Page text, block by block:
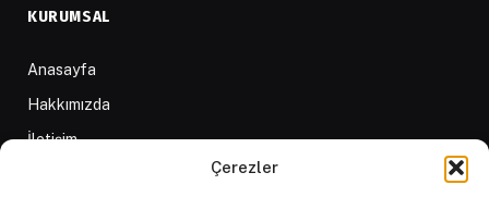
Çerezler
KURUMSAL
Anasayfa
Hakkımızda
İletişim